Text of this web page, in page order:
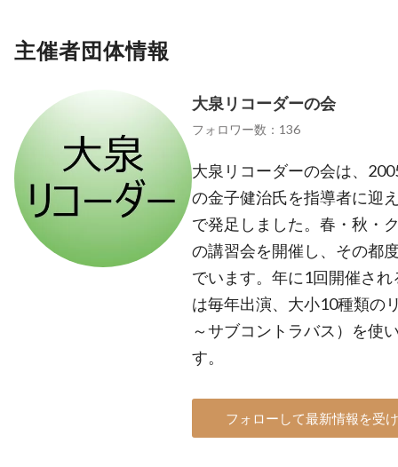
主催者団体情報
大泉リコーダーの会
フォロワー数：136
大泉リコーダーの会は、
の金子健治氏を指導者に迎
で発足しました。春・秋・
の講習会を開催し、その都
でいます。年に1回開催さ
は毎年出演、大小10種類の
～サブコントラバス）を使
す。
フォローして最新情報を受